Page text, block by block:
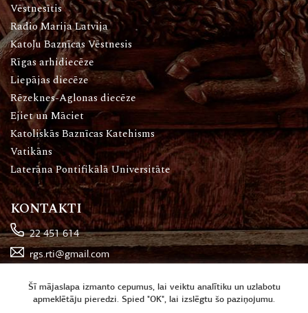
Vēstnesītis
Radio Marija Latvija
Katoļu Baznīcas Vēstnesis
Rīgas arhidiecēze
Liepājas diecēze
Rēzeknes-Aglonas diecēze
Ejiet un Māciet
Katoliskās Baznīcas Katehisms
Vatikāns
Laterāna Pontifikālā Universitāte
KONTAKTI
22 451 614
rgs.rti@gmail.com
Katoļu iela 16, Rīga
Šī mājaslapa izmanto cepumus, lai veiktu analītiku un uzlabotu
apmeklētāju pieredzi. Spied "OK", lai izslēgtu šo paziņojumu.